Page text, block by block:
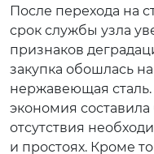
После перехода на
срок службы узла
признаков
закупка обошлась
нержавеющая сталь.
экономия составила
отсутствия
и простоях. Кроме